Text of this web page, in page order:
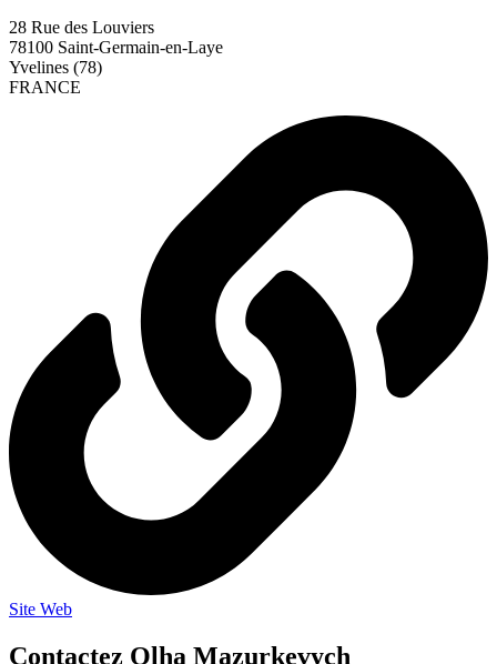
28 Rue des Louviers
78100 Saint-Germain-en-Laye
Yvelines (78)
FRANCE
Site Web
Contactez Olha Mazurkevych